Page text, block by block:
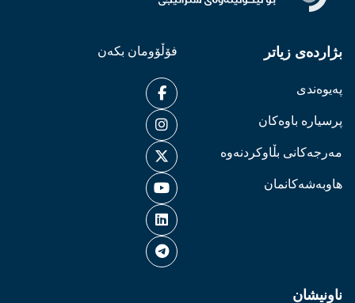
بژاردەی زیاتر
پەیوەندی
پرسیارە باوەکان
مەرجەکانی بڵاوکردنەوە
هاوبەشەکانمان
فۆڵۆومان بکەن
ناونیشان